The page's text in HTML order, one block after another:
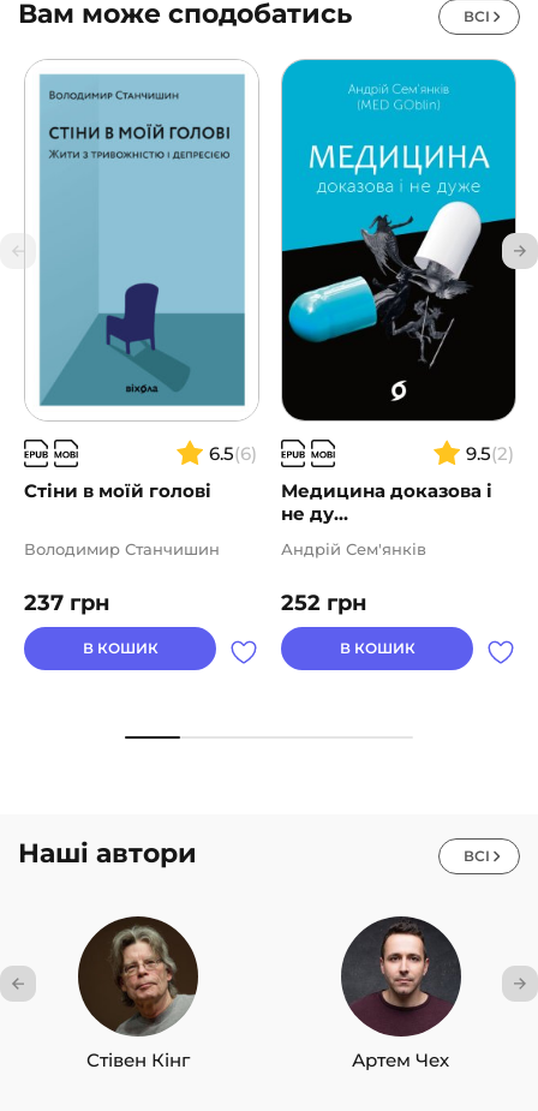
Вам може сподобатись ВСІ
6.5(6)
Стіни в моїй голові
237 грн
Володимир Станчишин
В КОШИК
9.5(2)
Медицина доказова і
не ду...
252 грн
Андрій Сем'янків
В КОШИК
Наші автори ВСІ
Стівен Кінг Артем Чех